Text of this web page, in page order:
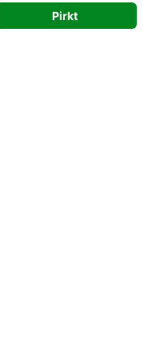
was:
38,56 €.23,40 €.
Pirkt